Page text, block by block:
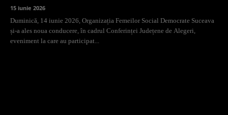
15 iunie 2026
Duminică, 14 iunie 2026, Organizația Femeilor Social Democrate Suceava
și-a ales noua conducere, în cadrul Conferinței Județene de Alegeri,
eveniment la care au participat...